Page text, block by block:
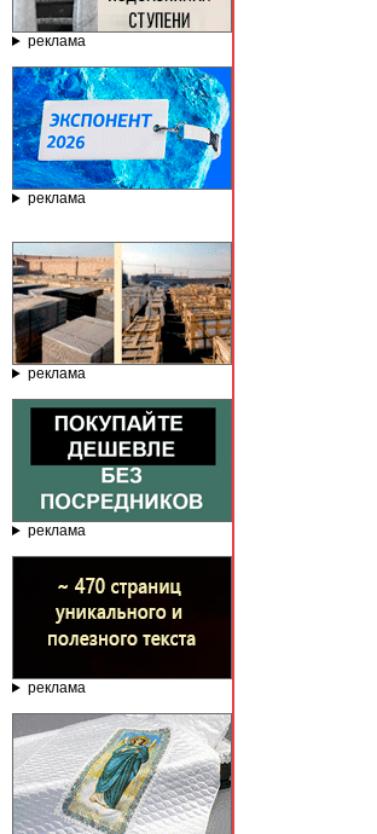
реклама
реклама
реклама
реклама
реклама